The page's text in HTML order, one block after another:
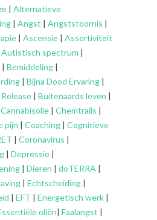
| Alternatieve
| Angst | Angststoornis |
| Ascensie | Assertiviteit
Autistisch spectrum |
| Bemiddeling |
| Bijna Dood Ervaring |
| Buitenaards leven |
Cannabisolie | Chemtrails |
pijn | Coaching | Cognitieve
| Coronavirus |
| Depressie |
| Dieren | doTERRA |
| Echtscheiding |
| EFT | Energetisch werk |
oliën| Faalangst |